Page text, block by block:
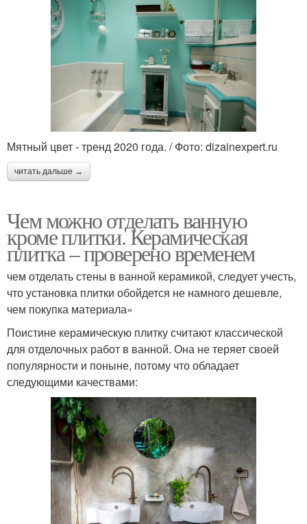
Мятный цвет - тренд 2020 года. / Фото: dizainexpert.ru
читать дальше →
Чем можно отделать ванную
кроме плитки. Керамическая
плитка – проверено временем
чем отделать стены в ванной керамикой, следует учесть,
что установка плитки обойдется не намного дешевле,
чем покупка материала»
Поистине керамическую плитку считают классической
для отделочных работ в ванной. Она не теряет своей
популярности и поныне, потому что обладает
следующими качествами: